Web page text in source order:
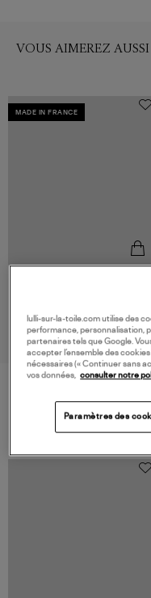
VOUS AIMEREZ AUSSI
MADE IN FRANCE
1 100,00 €
l'unité)
VOS DERNIERS
lulli-sur-la-toile.com utilise des
performance, personnalisation,
partenaires tels que Google.
accepter l’ensemble des
nécessaires (« Continuer sans
vos données, consulter notre
Paramètres des